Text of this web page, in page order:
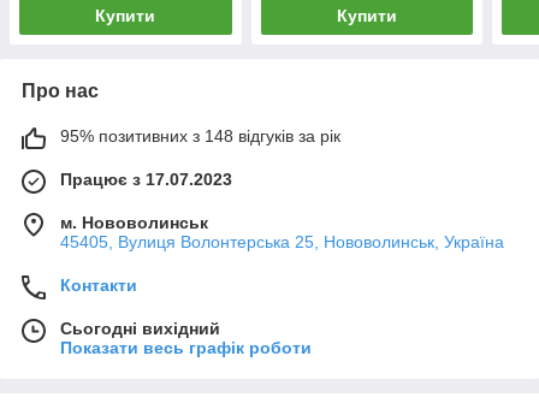
Купити Купити
Про нас
95% позитивних з 148 відгуків за рік
Працює з 17.07.2023
м. Нововолинськ
45405, Вулиця Волонтерська 25, Нововолинськ, Україна
Контакти
Сьогодні вихідний
Показати весь графік роботи